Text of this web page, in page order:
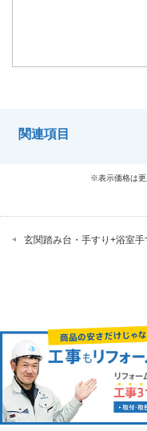
関連項目
※表示価格は更
玄関踏み台・手すり+浴室